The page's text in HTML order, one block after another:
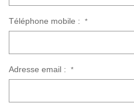
Téléphone mobile : *
Adresse email : *